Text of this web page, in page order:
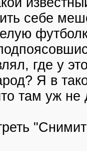
себе
где у
Я в
там уж